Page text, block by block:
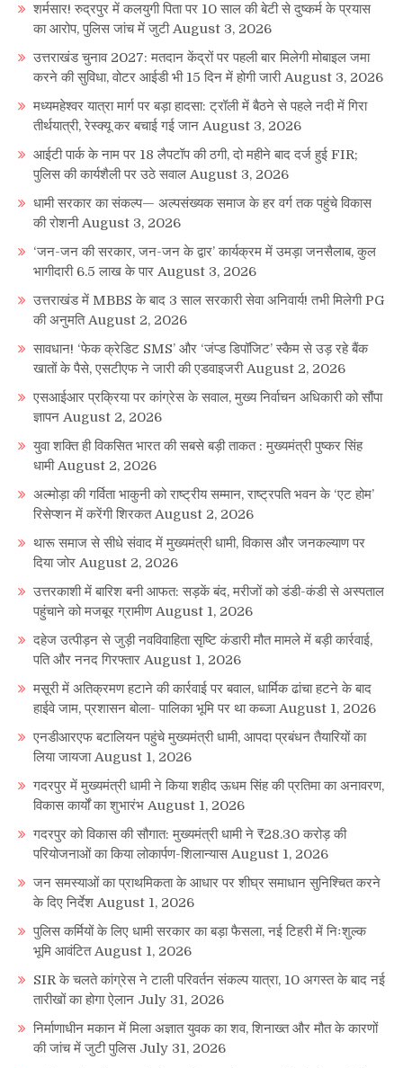
शर्मसार! रुद्रपुर में कलयुगी पिता पर 10 साल की बेटी से दुष्कर्म के प्रयास
का आरोप, पुलिस जांच में जुटी August 3, 2026
उत्तराखंड चुनाव 2027: मतदान केंद्रों पर पहली बार मिलेगी मोबाइल जमा
करने की सुविधा, वोटर आईडी भी 15 दिन में होगी जारी August 3, 2026
मध्यमहेश्वर यात्रा मार्ग पर बड़ा हादसा: ट्रॉली में बैठने से पहले नदी में गिरा
तीर्थयात्री, रेस्क्यू कर बचाई गई जान August 3, 2026
आईटी पार्क के नाम पर 18 लैपटॉप की ठगी, दो महीने बाद दर्ज हुई FIR;
पुलिस की कार्यशैली पर उठे सवाल August 3, 2026
धामी सरकार का संकल्प— अल्पसंख्यक समाज के हर वर्ग तक पहुंचे विकास
की रोशनी August 3, 2026
‘जन-जन की सरकार, जन-जन के द्वार’ कार्यक्रम में उमड़ा जनसैलाब, कुल
भागीदारी 6.5 लाख के पार August 3, 2026
उत्तराखंड में MBBS के बाद 3 साल सरकारी सेवा अनिवार्य! तभी मिलेगी PG
की अनुमति August 2, 2026
सावधान! ‘फेक क्रेडिट SMS’ और ‘जंप्ड डिपॉजिट’ स्कैम से उड़ रहे बैंक
खातों के पैसे, एसटीएफ ने जारी की एडवाइजरी August 2, 2026
एसआईआर प्रक्रिया पर कांग्रेस के सवाल, मुख्य निर्वाचन अधिकारी को सौंपा
ज्ञापन August 2, 2026
युवा शक्ति ही विकसित भारत की सबसे बड़ी ताकत : मुख्यमंत्री पुष्कर सिंह
धामी August 2, 2026
अल्मोड़ा की गर्विता भाकुनी को राष्ट्रीय सम्मान, राष्ट्रपति भवन के ‘एट होम’
रिसेप्शन में करेंगी शिरकत August 2, 2026
थारू समाज से सीधे संवाद में मुख्यमंत्री धामी, विकास और जनकल्याण पर
दिया जोर August 2, 2026
उत्तरकाशी में बारिश बनी आफत: सड़कें बंद, मरीजों को डंडी-कंडी से अस्पताल
पहुंचाने को मजबूर ग्रामीण August 1, 2026
दहेज उत्पीड़न से जुड़ी नवविवाहिता सृष्टि कंडारी मौत मामले में बड़ी कार्रवाई,
पति और ननद गिरफ्तार August 1, 2026
मसूरी में अतिक्रमण हटाने की कार्रवाई पर बवाल, धार्मिक ढांचा हटने के बाद
हाईवे जाम, प्रशासन बोला- पालिका भूमि पर था कब्जा August 1, 2026
एनडीआरएफ बटालियन पहुंचे मुख्यमंत्री धामी, आपदा प्रबंधन तैयारियों का
लिया जायजा August 1, 2026
गदरपुर में मुख्यमंत्री धामी ने किया शहीद ऊधम सिंह की प्रतिमा का अनावरण,
विकास कार्यों का शुभारंभ August 1, 2026
गदरपुर को विकास की सौगात: मुख्यमंत्री धामी ने ₹28.30 करोड़ की
परियोजनाओं का किया लोकार्पण-शिलान्यास August 1, 2026
जन समस्याओं का प्राथमिकता के आधार पर शीघ्र समाधान सुनिश्चित करने
के दिए निर्देश August 1, 2026
पुलिस कर्मियों के लिए धामी सरकार का बड़ा फैसला, नई टिहरी में निःशुल्क
भूमि आवंटित August 1, 2026
SIR के चलते कांग्रेस ने टाली परिवर्तन संकल्प यात्रा, 10 अगस्त के बाद नई
तारीखों का होगा ऐलान July 31, 2026
निर्माणाधीन मकान में मिला अज्ञात युवक का शव, शिनाख्त और मौत के कारणों
की जांच में जुटी पुलिस July 31, 2026